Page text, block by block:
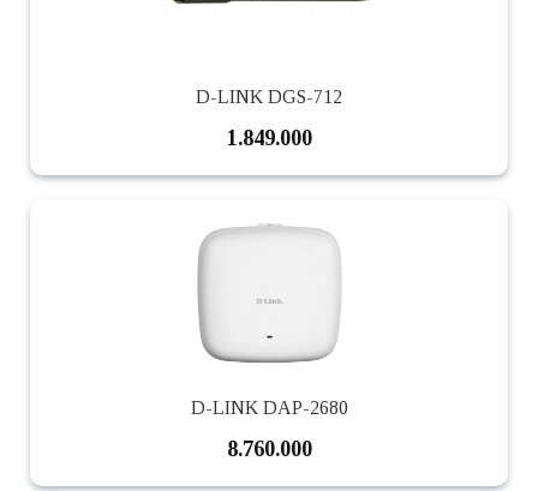
D-LINK DGS-712
1.849.000
D-LINK DAP-2680
8.760.000